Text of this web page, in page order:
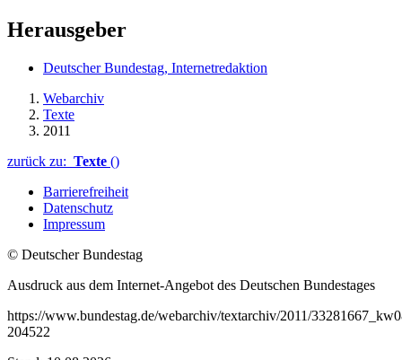
Herausgeber
Deutscher Bundestag, Internetredaktion
Webarchiv
Texte
2011
zurück zu: Texte ()
Barrierefreiheit
Datenschutz
Impressum
© Deutscher Bundestag
Ausdruck aus dem Internet-Angebot des Deutschen Bundestages
https://www.bundestag.de/webarchiv/textarchiv/2011/
204522